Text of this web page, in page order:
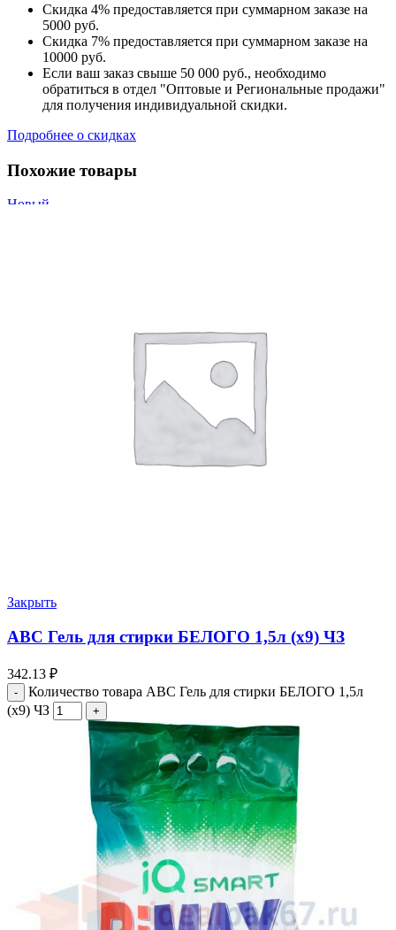
Скидка 4% предоставляется при суммарном заказе на
5000 руб.
Скидка 7% предоставляется при суммарном заказе на
10000 руб.
Если ваш заказ свыше 50 000 руб., необходимо
обратиться в отдел "Оптовые и Региональные продажи"
для получения индивидуальной скидки.
Подробнее о скидках
Похожие товары
Новый
Закрыть
АВС Гель для стирки БЕЛОГО 1,5л (х9) ЧЗ
342.13 ₽
Количество товара АВС Гель для стирки БЕЛОГО 1,5л
(х9) ЧЗ